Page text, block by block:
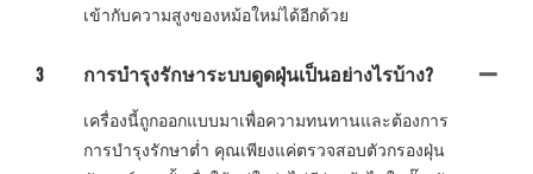
เข้ากับความสูงของหม้อใหม่ได้อีกด้วย
3 การบำรุงรักษาระบบดูดฝุ่นเป็นอย่างไรบ้าง?
เครื่องนี้ถูกออกแบบมาเพื่อความทนทานและต้องการ
การบำรุงรักษาต่ำ คุณเพียงแค่ตรวจสอบตัวกรองฝุ่น